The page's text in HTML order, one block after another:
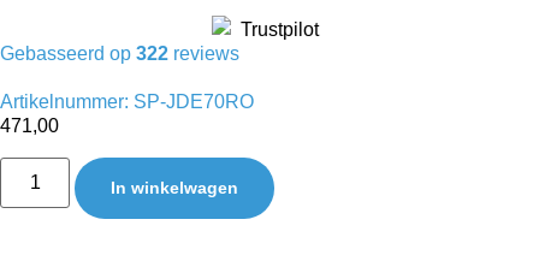
Gebasseerd op 322 reviews
Artikelnummer: SP-JDE70RO
471,00
In winkelwagen